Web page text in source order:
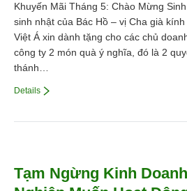
Khuyến Mãi Tháng 5: Chào Mừng
sinh nhật của Bác Hồ – vị Cha già
Việt Á xin dành tặng cho các chủ
công ty 2 món quà ý nghĩa, đó là 2
thánh…
Details
Tạm Ngừng Kinh